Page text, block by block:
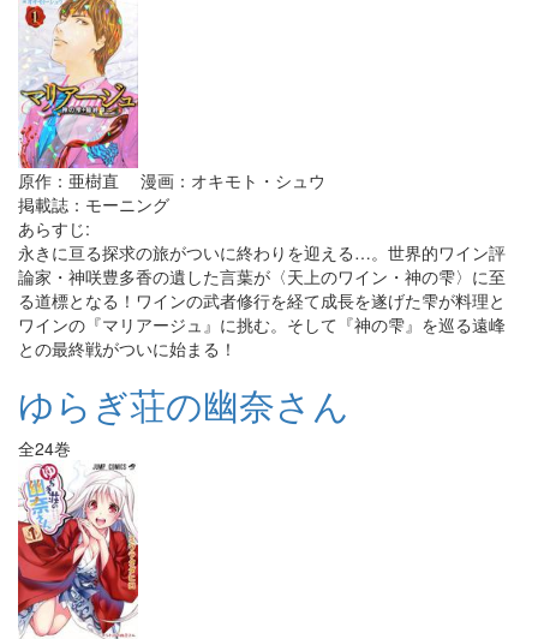
原作：亜樹直 漫画：オキモト・シュウ
掲載誌：モーニング
あらすじ:
永きに亘る探求の旅がついに終わりを迎える…。世界的ワイン評
論家・神咲豊多香の遺した言葉が〈天上のワイン・神の雫〉に至
る道標となる！ワインの武者修行を経て成長を遂げた雫が料理と
ワインの『マリアージュ』に挑む。そして『神の雫』を巡る遠峰
との最終戦がついに始まる！
ゆらぎ荘の幽奈さん
全24巻